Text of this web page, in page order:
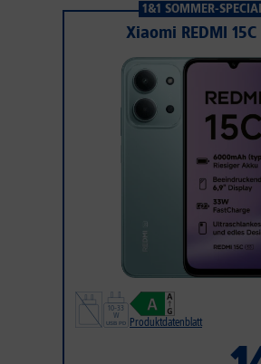
1&1 SOMMER-
Xiaomi REDMI 15C
Produktdatenblatt